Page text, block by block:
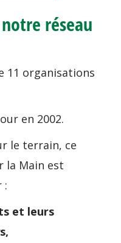
réseau
11 organisations
en 2002.
le terrain, ce
la Main est
:
et leurs